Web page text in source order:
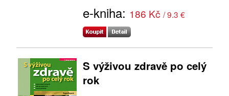
e-kniha: 186 Kč / 9.3 €
S výživou zdravě po celý
rok